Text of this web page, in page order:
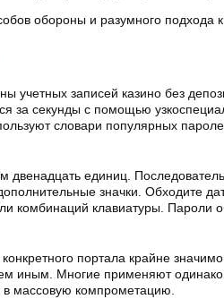
обороны и разумного подхода к
учетных записей казино без
за секунды с помощью
словари популярных
единиц.
значки. Обходите
комбинаций клавиатуры. Пароли
портала крайне
иным. Многие применяют
в массовую компрометацию.